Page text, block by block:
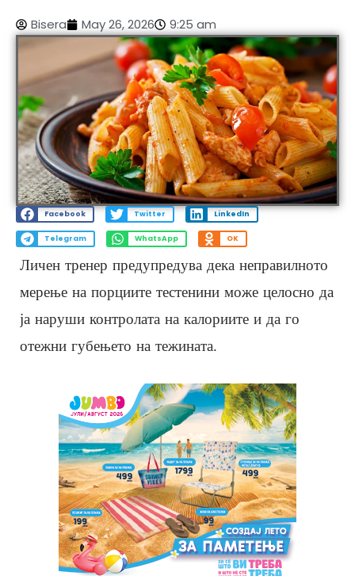
Bisera May 26, 2026 9:25 am
Facebook Twitter LinkedIn
Telegram WhatsApp OK
Личен тренер предупредува дека неправилното
мерење на порциите тестенини може целосно да
ја наруши контролата на калориите и да го
отежни губењето на тежината.